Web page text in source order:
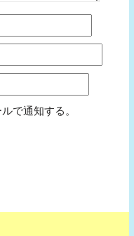
で通知する。